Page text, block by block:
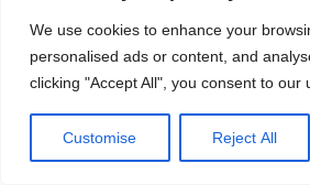
We use cookies to enhance your
personalised ads or content, and
clicking "Accept All", you consent to our
Customise Reject All